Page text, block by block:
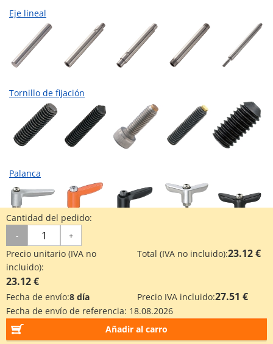
Eje lineal
Tornillo de fijación
Palanca
Soporte de eje
Aplicaciones industriales
Cantidad del pedido:
- +
Precio unitario (IVA no
incluido):
23.12 €
Total (IVA no incluido):23.12 €
Fecha de envío:8 día Precio IVA incluido:27.51 €
Fecha de envío de referencia: 18.08.2026
Añadir al carro